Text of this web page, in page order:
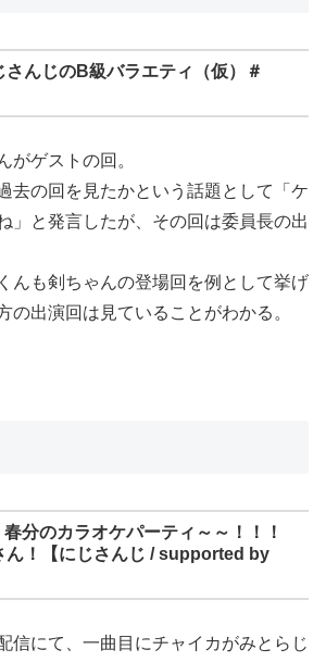
さんじのB級バラエティ（仮）＃
がゲストの回。
去の回を見たかという話題として「ケ
」と発言したが、その回は委員長の出
んも剣ちゃんの登場回を例として挙げ
の出演回は見ていることがわかる。
春分のカラオケパーティ～～！！！
ん！【にじさんじ / supported by
信にて、一曲目にチャイカがみとらじ